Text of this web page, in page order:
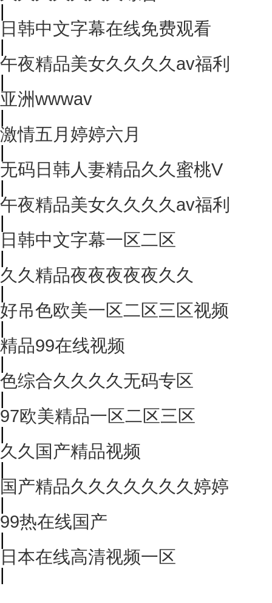
|
日韩中文字幕在线免费观看
|
午夜精品美女久久久久av福利
|
亚洲wwwav
|
激情五月婷婷六月
|
无码日韩人妻精品久久蜜桃V
|
午夜精品美女久久久久av福利
|
日韩中文字幕一区二区
|
久久精品夜夜夜夜夜久久
|
好吊色欧美一区二区三区视频
|
精品99在线视频
|
色综合久久久久无码专区
|
97欧美精品一区二区三区
|
久久国产精品视频
|
国产精品久久久久久久久婷婷
|
99热在线国产
|
日本在线高清视频一区
|